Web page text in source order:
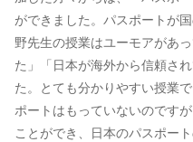
ができました。パスポートが
野先生の授業はユーモアがあ
た」「日本が海外から信頼さ
た。とても分かりやすい授業
ポートはもっていないのです
ことができ、日本のパスポー